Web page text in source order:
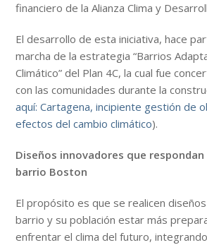
financiero de la Alianza Clima y
El desarrollo de esta iniciativa, hace
marcha de la estrategia “Barrios
Climático” del Plan 4C, la cual fue
con las comunidades durante la
aquí: Cartagena, incipiente gestión de
efectos del cambio climático).
Diseños innovadores que
barrio Boston
El propósito es que se realicen
barrio y su población estar más
enfrentar el clima del futuro,